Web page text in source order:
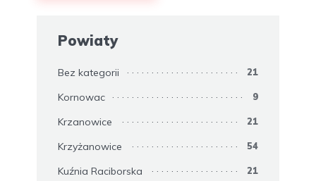
Powiaty
Bez kategorii 21
Kornowac 9
Krzanowice 21
Krzyżanowice 54
Kuźnia Raciborska 21